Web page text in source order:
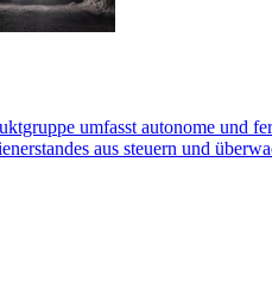
umfasst autonome und
aus steuern und